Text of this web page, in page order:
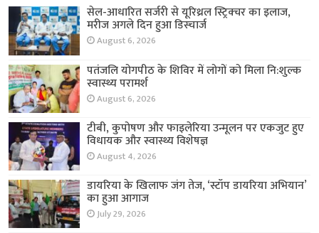
सेल-आधारित सर्जरी से यूरिथ्रल स्ट्रिक्चर का इलाज,
मरीज अगले दिन हुआ डिस्चार्ज
August 6, 2026
पतंजलि योगपीठ के शिविर में लोगों को मिला नि:शुल्क
स्वास्थ्य परामर्श
August 6, 2026
टीबी, कुपोषण और फाइलेरिया उन्मूलन पर एकजुट हुए
विधायक और स्वास्थ्य विशेषज्ञ
August 4, 2026
डायरिया के खिलाफ जंग तेज, ‘स्टॉप डायरिया अभियान’
का हुआ आगाज
July 29, 2026